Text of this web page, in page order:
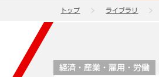
トップ ライブラリ
経済・産業・雇用・労働